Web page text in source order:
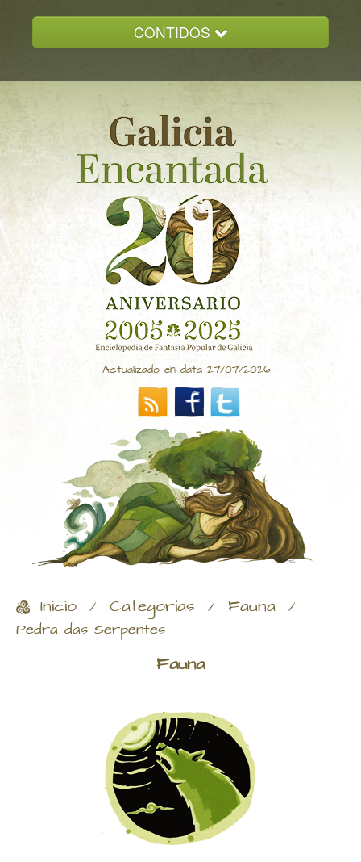
CONTIDOS
GALICIA ENCANTADA
DOCUMENTACION
NOVAS
CONTACTO
Actualizado en data 27/07/2026
Inicio / Categorías / Fauna /
Pedra das Serpentes
Fauna